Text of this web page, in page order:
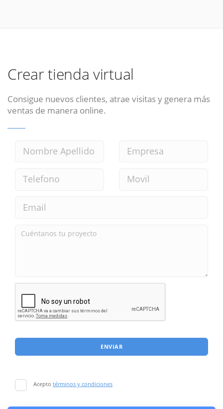
Crear tienda virtual
Consigue nuevos clientes, atrae visitas y genera más
ventas de manera online.
ENVIAR
Acepto términos y condiciones